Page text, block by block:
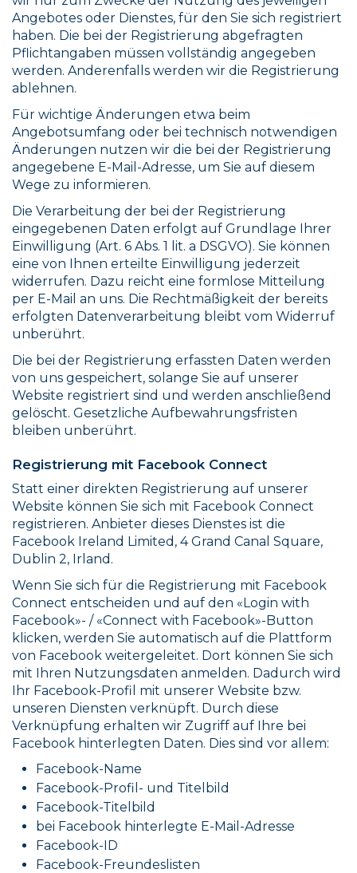
Angebotes oder Dienstes, für den Sie sich registriert
haben. Die bei der Registrierung abgefragten
Pflichtangaben müssen vollständig angegeben
werden. Anderenfalls werden wir die Registrierung
ablehnen.
Für wichtige Änderungen etwa beim
Angebotsumfang oder bei technisch notwendigen
Änderungen nutzen wir die bei der Registrierung
angegebene E-Mail-Adresse, um Sie auf diesem
Wege zu informieren.
Die Verarbeitung der bei der Registrierung
eingegebenen Daten erfolgt auf Grundlage Ihrer
Einwilligung (Art. 6 Abs. 1 lit. a DSGVO). Sie können
eine von Ihnen erteilte Einwilligung jederzeit
widerrufen. Dazu reicht eine formlose Mitteilung
per E-Mail an uns. Die Rechtmäßigkeit der bereits
erfolgten Datenverarbeitung bleibt vom Widerruf
unberührt.
Die bei der Registrierung erfassten Daten werden
von uns gespeichert, solange Sie auf unserer
Website registriert sind und werden anschließend
gelöscht. Gesetzliche Aufbewahrungsfristen
bleiben unberührt.
Registrierung mit Facebook Connect
Statt einer direkten Registrierung auf unserer
Website können Sie sich mit Facebook Connect
registrieren. Anbieter dieses Dienstes ist die
Facebook Ireland Limited, 4 Grand Canal Square,
Dublin 2, Irland.
Wenn Sie sich für die Registrierung mit Facebook
Connect entscheiden und auf den «Login with
Facebook»- / «Connect with Facebook»-Button
klicken, werden Sie automatisch auf die Plattform
von Facebook weitergeleitet. Dort können Sie sich
mit Ihren Nutzungsdaten anmelden. Dadurch wird
Ihr Facebook-Profil mit unserer Website bzw.
unseren Diensten verknüpft. Durch diese
Verknüpfung erhalten wir Zugriff auf Ihre bei
Facebook hinterlegten Daten. Dies sind vor allem:
Facebook-Name
Facebook-Profil- und Titelbild
Facebook-Titelbild
bei Facebook hinterlegte E-Mail-Adresse
Facebook-ID
Facebook-Freundeslisten